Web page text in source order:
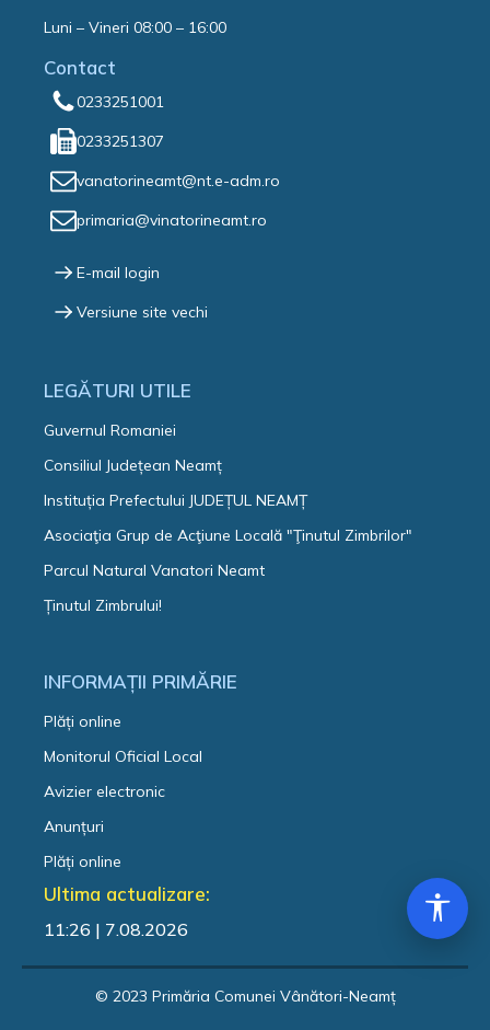
Luni – Vineri 08:00 – 16:00
Contact
0233251001
0233251307
vanatorineamt@nt.e-adm.ro
primaria@vinatorineamt.ro
E-mail login
Versiune site vechi
LEGĂTURI UTILE
Guvernul Romaniei
Consiliul Județean Neamț
Instituția Prefectului JUDEȚUL NEAMȚ
Asociaţia Grup de Acţiune Locală "Ţinutul Zimbrilor"
Parcul Natural Vanatori Neamt
Ținutul Zimbrului!
INFORMAȚII PRIMĂRIE
Plăți online
Monitorul Oficial Local
Avizier electronic
Anunțuri
Plăți online
Ultima actualizare:
11:26 | 7.08.2026
© 2023 Primăria Comunei Vânători-Neamț